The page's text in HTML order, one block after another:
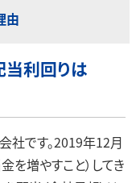
由
当利回りは
社です。2019年12月
を増やすこと）してき